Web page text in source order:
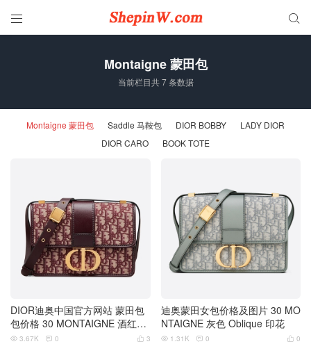
 
Montaigne 蒙田包
当前栏目共 7 条数据
Montaigne 蒙田包 Saddle 马鞍包 DIOR BOBBY
LADY DIOR
DIOR CARO
BOOK TOTE
DIOR迪奥中国官方网站 蒙田包
包价格 30 MONTAIGNE 酒红色
提花 Oblique
 3
 3.67K  0
迪奥蒙田女包价格及图片 30 MO
NTAIGNE 灰色 Oblique 印花
 0
 1.31K  0